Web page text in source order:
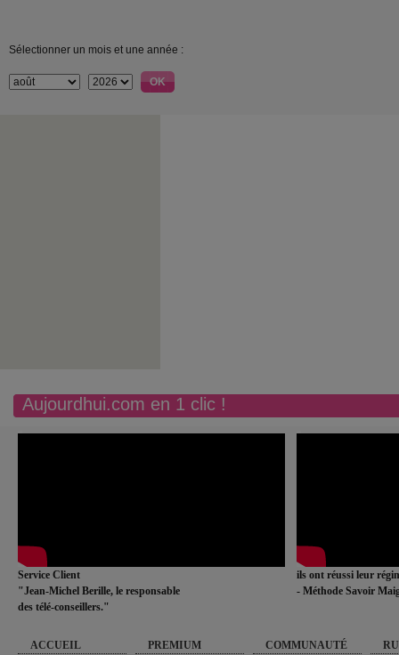
Sélectionner un mois et une année :
Aujourdhui.com en 1 clic !
Service Client
"Jean-Michel Berille, le responsable
des télé-conseillers."
ils ont réussi leur
- Méthode Savoir
ACCUEIL PREMIUM COMMUNAUTÉ